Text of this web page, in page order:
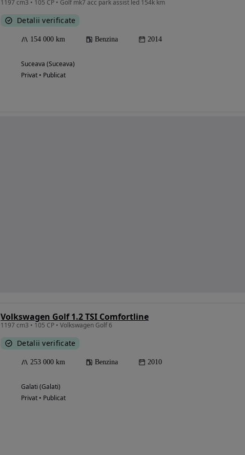
1197 cm3 • 105 CP • Golf mk7 acc park assist led 154k km
Detalii verificate
154 000 km Benzina 2014
Suceava (Suceava)
Privat • Publicat
Volkswagen Golf 1.2 TSI Comfortline
1197 cm3 • 105 CP • Volkswagen Golf 6
Detalii verificate
253 000 km Benzina 2010
Galati (Galati)
Privat • Publicat